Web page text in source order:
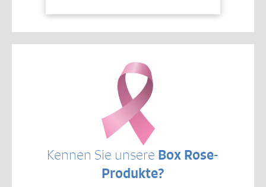
Kennen Sie unsere Box Rose-
Produkte?